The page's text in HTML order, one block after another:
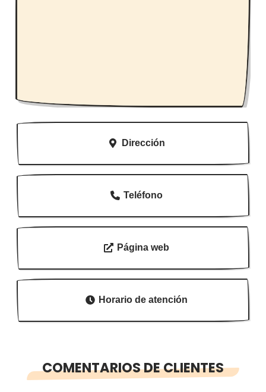
Dirección
Teléfono
Página web
Horario de atención
COMENTARIOS DE CLIENTES